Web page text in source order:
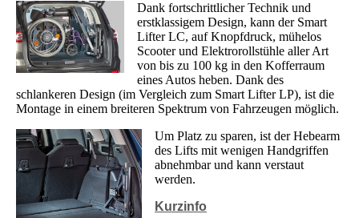
Dank fortschrittlicher Technik und
erstklassigem Design, kann der Smart
Lifter LC, auf Knopfdruck, mühelos
Scooter und Elektrorollstühle aller Art
von bis zu 100 kg in den Kofferraum
eines Autos heben. Dank des
schlankeren Design (im Vergleich zum Smart Lifter LP), ist die
Montage in einem breiteren Spektrum von Fahrzeugen möglich.
Um Platz zu sparen, ist der Hebearm
des Lifts mit wenigen Handgriffen
abnehmbar und kann verstaut
werden.
Kurzinfo